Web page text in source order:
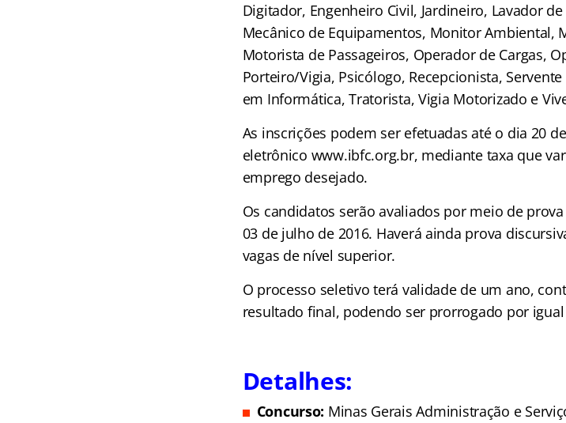
Digitador, Engenheiro Civil, Jardineiro, Lavador
Mecânico de Equipamentos, Monitor Ambiental,
Motorista de Passageiros, Operador de Cargas,
Porteiro/Vigia, Psicólogo, Recepcionista,
em Informática, Tratorista, Vigia Motorizado e
As inscrições podem ser efetuadas até o dia 20
eletrônico www.ibfc.org.br, mediante taxa que
emprego desejado.
Os candidatos serão avaliados por meio de
03 de julho de 2016. Haverá ainda prova
vagas de nível superior.
O processo seletivo terá validade de um ano,
resultado final, podendo ser prorrogado por
Detalhes:
Concurso: Minas Gerais Administração e